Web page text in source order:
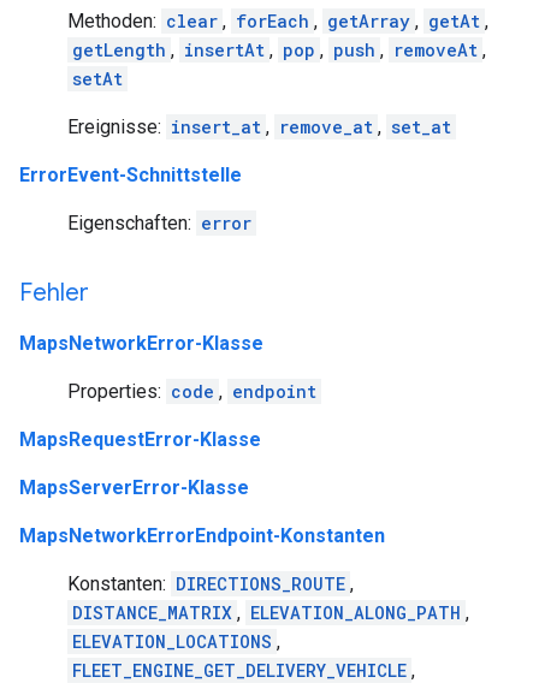
Methoden: clear , forEach , getArray , getAt ,
getLength , insertAt , pop , push , removeAt ,
setAt
Ereignisse: insert_at , remove_at , set_at
ErrorEvent-Schnittstelle
Eigenschaften: error
Fehler
MapsNetworkError-Klasse
Properties: code , endpoint
MapsRequestError-Klasse
MapsServerError-Klasse
MapsNetworkErrorEndpoint-Konstanten
Konstanten: DIRECTIONS_ROUTE ,
DISTANCE_MATRIX , ELEVATION_ALONG_PATH ,
ELEVATION_LOCATIONS ,
FLEET_ENGINE_GET_DELIVERY_VEHICLE ,